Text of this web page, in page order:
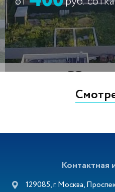
Контактная
129085, г. Москва,